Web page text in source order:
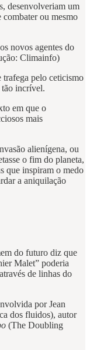
desenvolveriam um
ou mesmo
novos agentes do
Climainfo)
pelo ceticismo
tão incrível.
em que o
mais
alienígena, ou
o fim do planeta,
que inspiram o medo
a aniquilação
do futuro diz que
Malet” poderia
de linhas do
por Jean
dos fluidos), autor
(The Doubling